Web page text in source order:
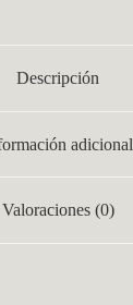
Descripción
adicional
Valoraciones (0)